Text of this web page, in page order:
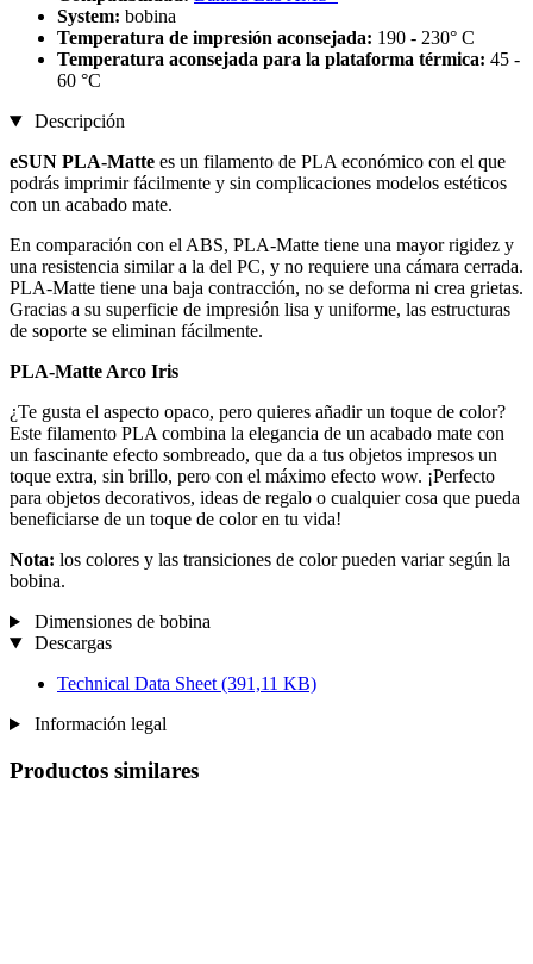
System: bobina
Temperatura de impresión aconsejada: 190 - 230° C
Temperatura aconsejada para la plataforma térmica: 45 -
60 °C
Descripción
eSUN PLA-Matte es un filamento de PLA económico con el que
podrás imprimir fácilmente y sin complicaciones modelos estéticos
con un acabado mate.
En comparación con el ABS, PLA-Matte tiene una mayor rigidez y
una resistencia similar a la del PC, y no requiere una cámara cerrada.
PLA-Matte tiene una baja contracción, no se deforma ni crea grietas.
Gracias a su superficie de impresión lisa y uniforme, las estructuras
de soporte se eliminan fácilmente.
PLA-Matte Arco Iris
¿Te gusta el aspecto opaco, pero quieres añadir un toque de color?
Este filamento PLA combina la elegancia de un acabado mate con
un fascinante efecto sombreado, que da a tus objetos impresos un
toque extra, sin brillo, pero con el máximo efecto wow. ¡Perfecto
para objetos decorativos, ideas de regalo o cualquier cosa que pueda
beneficiarse de un toque de color en tu vida!
Nota: los colores y las transiciones de color pueden variar según la
bobina.
Dimensiones de bobina
Descargas
Technical Data Sheet (391,11 KB)
Información legal
Productos similares